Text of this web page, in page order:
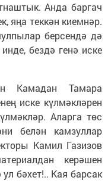
Анда баргач
яңа теккән киемнәр.
берсендә дә
бездә генә иске
Камадан Тамара
иске күлмәкләрен
Аларга төс
белән камзуллар
Камил Газизов
керәшен
бәхет!.. Кая барсак